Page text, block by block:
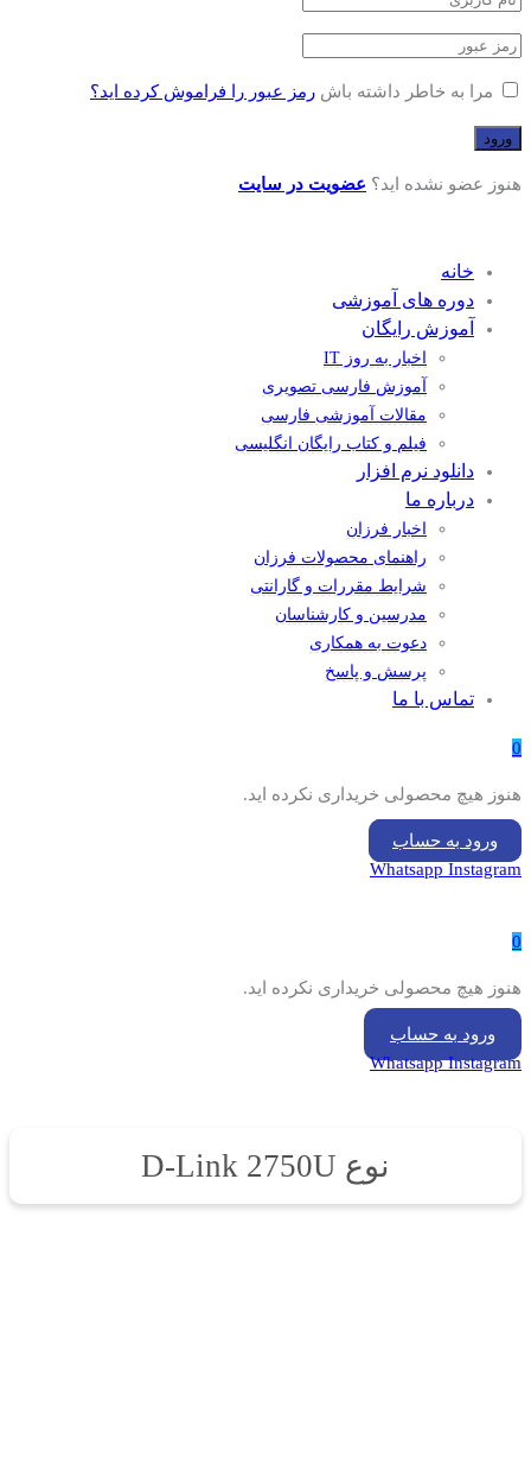
مرا به خاطر داشته باش رمز عبور را فراموش کرده اید؟
هنوز عضو نشده اید؟ عضویت در سایت
خانه
دوره های آموزشی
آموزش رایگان
اخبار به روز IT
آموزش فارسی تصویری
مقالات آموزشی فارسی
فیلم و کتاب رایگان انگلیسی
دانلود نرم افزار
درباره ما
اخبار فرزان
راهنمای محصولات فرزان
شرایط مقررات و گارانتی
مدرسین و کارشناسان
دعوت به همکاری
پرسش و پاسخ
تماس با ما
0
هنوز هیچ محصولی خریداری نکرده اید.
ورود به حساب
Whatsapp Instagram
0
هنوز هیچ محصولی خریداری نکرده اید.
ورود به حساب
Whatsapp Instagram
نوع D-Link 2750U